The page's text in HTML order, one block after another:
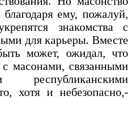
ему, пожалуй,
знакомства с
для карьеры. Вместе
может, ожидал, что
с масонами, связанными
хотя и небезопасно,-